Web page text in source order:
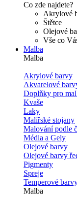
Co zde najdete?
Akrylové
Štětce
Olejové
Vše co
Malba
Malba
Akrylové barvy
Akvarelové
Doplňky pro
Kvaše
Laky
Malířské stojany
Malování podle
Média a Gely
Olejové barvy
Olejové barvy
Pigmenty
Spreje
Temperové
Malba